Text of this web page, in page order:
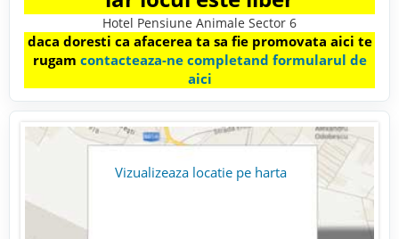
Hotel Pensiune Animale Sector 6
daca doresti ca afacerea ta sa fie promovata aici te
rugam contacteaza-ne completand formularul de
aici
Vizualizeaza locatie pe harta